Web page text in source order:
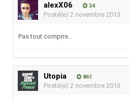
alexX06 34
Posté(e) 2 novembre 2013
Pas tout compris..
Utopia 861
Posté(e) 2 novembre 2013